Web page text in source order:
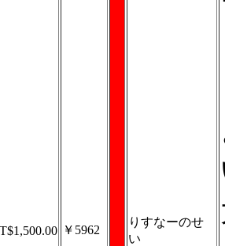
￥5962
りすなーのせ
い